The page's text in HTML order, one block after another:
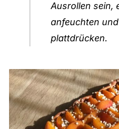
Ausrollen sein,
anfeuchten
plattdrücken.